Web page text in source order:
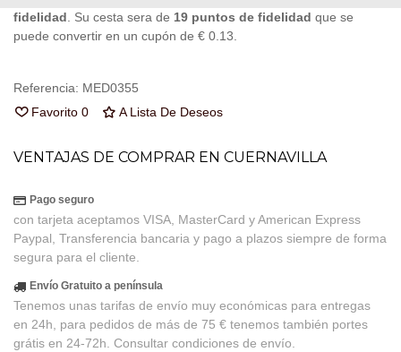
fidelidad . Su cesta sera de 19 puntos de fidelidad que se
puede convertir en un cupón de € 0.13
Referencia: MED0355
Favorito 0 A Lista De Deseos
VENTAJAS DE COMPRAR EN CUERNAVILLA
Pago seguro
con tarjeta aceptamos VISA, MasterCard y American Express
Paypal, Transferencia bancaria y pago a plazos siempre de forma
segura para el cliente.
Envío Gratuito a península
Tenemos unas tarifas de envío muy económicas para entregas
en 24h, para pedidos de más de 75 € tenemos también portes
grátis en 24-72h. Consultar condiciones de envío.